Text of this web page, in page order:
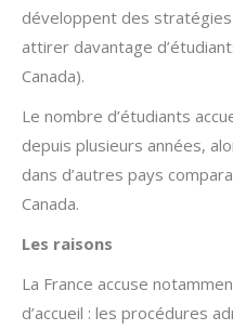
développent des
attirer davantage
Canada).
Le nombre d’étudiants
depuis plusieurs années,
dans d’autres pays
Canada.
Les raisons
La France accuse
d’accueil : les procédures